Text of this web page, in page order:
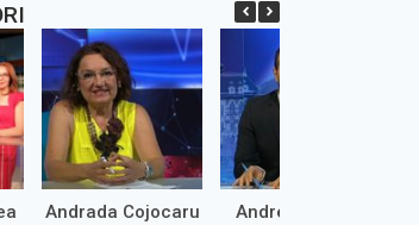
Andrada Cojocaru Andrei Marinaș